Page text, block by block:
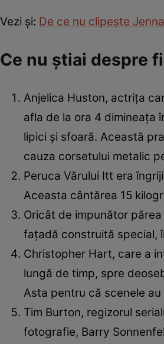
Vezi și: De ce nu clipește
Ce nu știai despre
Anjelica Huston, actrița
afla de la ora 4 dimineața
lipici și sfoară. Această
cauza corsetului metalic
Peruca Vărului Itt era
Aceasta cântărea 15
Oricât de impunător
fațadă construită special,
Christopher Hart, care a
lungă de timp, spre
Asta pentru că scenele
Tim Burton, regizorul
fotografie, Barry